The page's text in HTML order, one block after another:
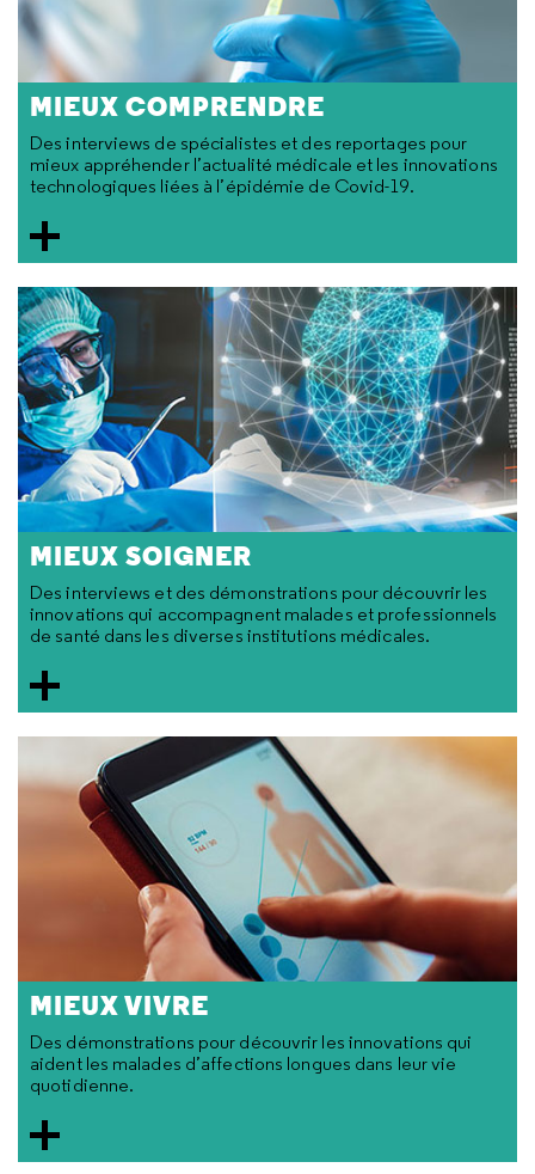
MIEUX COMPRENDRE
Des interviews de spécialistes et des reportages pour
mieux appréhender l’actualité médicale et les innovations
technologiques liées à l’épidémie de Covid-19.
MIEUX SOIGNER
Des interviews et des démonstrations pour découvrir les
innovations qui accompagnent malades et professionnels
de santé dans les diverses institutions médicales.
MIEUX VIVRE
Des démonstrations pour découvrir les innovations qui
aident les malades d’affections longues dans leur vie
quotidienne.